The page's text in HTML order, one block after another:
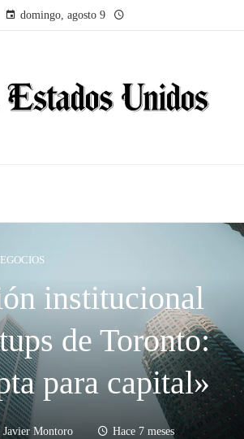
domingo, agosto 9
institucional
de Toronto:
para capital»
Javier Montoro
Hace 7 meses